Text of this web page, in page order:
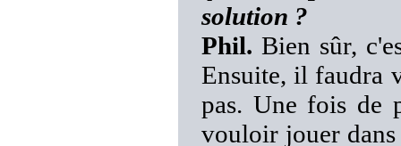
solution ?
Phil. Bien sûr,
Ensuite, il faudra
pas. Une fois de
vouloir jouer dans